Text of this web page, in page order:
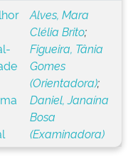
Alves, Mara
Clélia Brito;
Figueira, Tânia
Gomes
(Orientadora);
Daniel, Janaína
Bosa
(Examinadora)